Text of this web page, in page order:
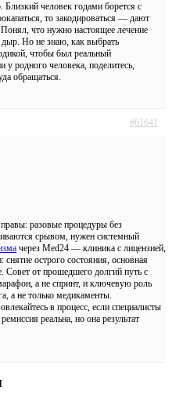
человек годами борется с
то закодироваться — дают
что нужно настоящее лечение
дыр. Но не знаю, как выбрать
чтобы был реальный
у родного человека, поделитесь,
обращаться.
#61641
разовые процедуры без
срывом, нужен системный
через Med24 — клиника с лицензией,
снятие острого состояния, основная
Совет от прошедшего долгий путь с
а не спринт, и ключевую роль
а не только медикаменты.
в процесс, если специалисты
реальна, но она результат